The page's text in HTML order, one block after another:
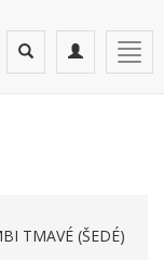
Toggle
navigation
Toggle
search
TMAVÉ (ŠEDÉ)